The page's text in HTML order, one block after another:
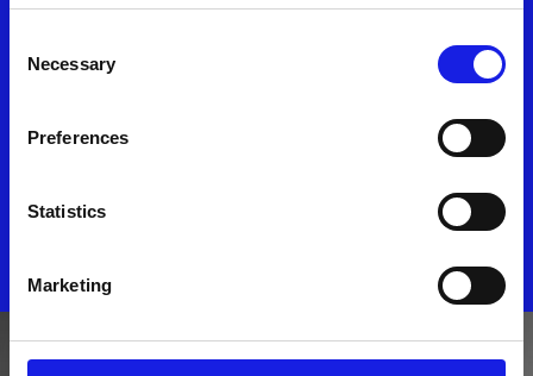
Selection
Necessary
Preferences
Statistics
Marketing
artificiale e prepara
l'espansione all'estero